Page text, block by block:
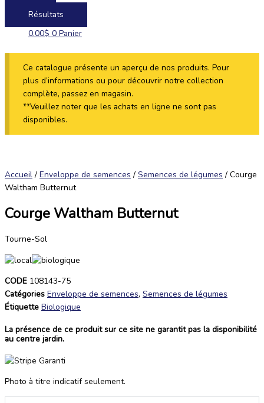
Résultats
0.00$ 0 Panier
Ce catalogue présente un aperçu de nos produits. Pour
plus d’informations ou pour découvrir notre collection
complète, passez en magasin.
**Veuillez noter que les achats en ligne ne sont pas
disponibles.
Accueil / Enveloppe de semences / Semences de légumes / Courge
Waltham Butternut
Courge Waltham Butternut
Tourne-Sol
CODE 108143-75
Catégories Enveloppe de semences, Semences de légumes
Étiquette Biologique
La présence de ce produit sur ce site ne garantit pas la disponibilité
au centre jardin.
Photo à titre indicatif seulement.